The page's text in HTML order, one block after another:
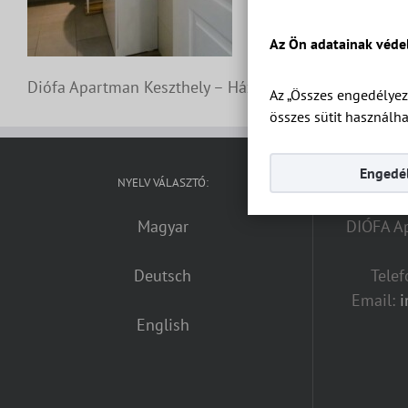
Az Ön adatainak
Az „Összes
összes sütit
Diófa Apartman Keszthely – Ház 2 Apartman 9 –
NYELV VÁLASZTÓ:
Magyar
Deutsch
English
DIÓFA
Email: